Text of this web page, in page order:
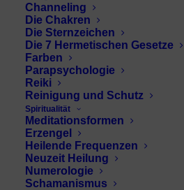
Channeling
Die Chakren
Die Sternzeichen
Die 7 Hermetischen Gesetze
Farben
Parapsychologie
Reiki
Reinigung und Schutz
Spiritualität
Meditationsformen
Erzengel
Heilende Frequenzen
Neuzeit Heilung
Numerologie
Schamanismus
Chamuel